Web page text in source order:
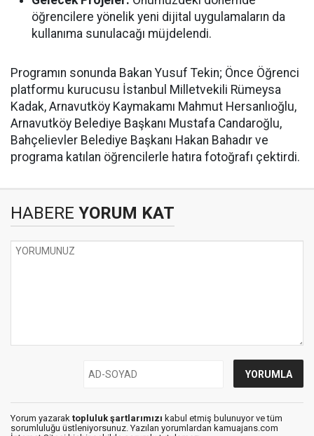
öğrencilere yönelik yeni dijital uygulamaların da
kullanıma sunulacağı müjdelendi.
Programın sonunda Bakan Yusuf Tekin; Önce Öğrenci
platformu kurucusu İstanbul Milletvekili Rümeysa
Kadak, Arnavutköy Kaymakamı Mahmut Hersanlıoğlu,
Arnavutköy Belediye Başkanı Mustafa Candaroğlu,
Bahçelievler Belediye Başkanı Hakan Bahadır ve
programa katılan öğrencilerle hatıra fotoğrafı çektirdi.
HABERE YORUM KAT
Yorum yazarak topluluk şartlarımızı kabul etmiş bulunuyor ve tüm
sorumluluğu üstleniyorsunuz. Yazılan yorumlardan kamuajans.com